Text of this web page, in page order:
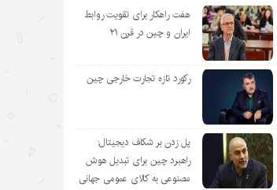
هفت راهکار برای تقویت روابط
ایران و چین در قرن ۲۱
رکورد تازه تجارت خارجی چین
پل زدن بر شکاف دیجیتال:
راهبرد چین برای تبدیل هوش
مصنوعی به کالای عمومی جهانی